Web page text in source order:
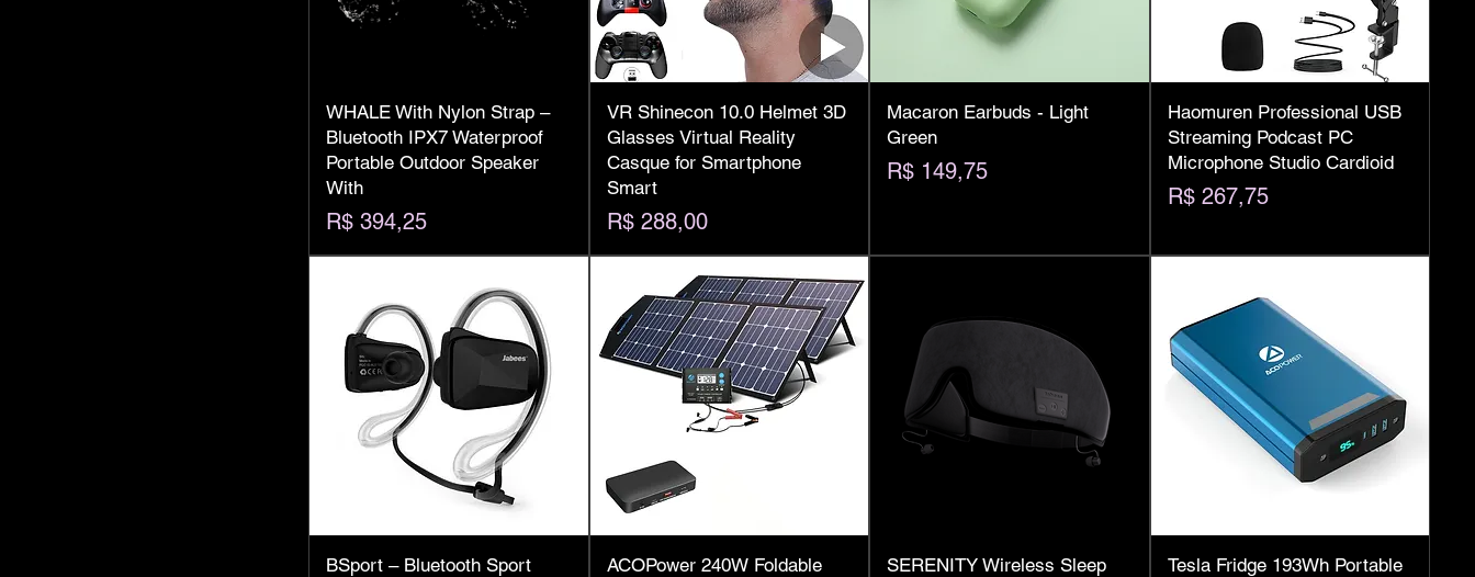
WHALE With Nylon Strap –
Bluetooth IPX7 Waterproof
Portable Outdoor Speaker
With
Preço
R$ 394,25
VR Shinecon 10.0 Helmet 3D
Glasses Virtual Reality
Casque for Smartphone
Smart
Preço
R$ 288,00
Macaron Earbuds - Light
Green
Preço
R$ 149,75
Haomuren Professional USB
Streaming Podcast PC
Microphone Studio Cardioid
Preço
R$ 267,75
BSport – Bluetooth Sport
ACOPower 240W Foldable
SERENITY Wireless Sleep
Tesla Fridge 193Wh Portable